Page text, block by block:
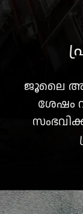
ജൂലൈ
ശേഷം